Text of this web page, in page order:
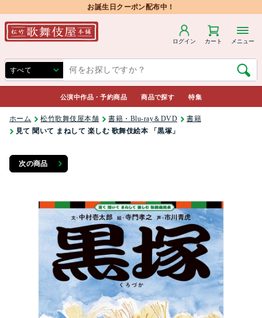
お誕生日クーポン配布中！
ログイン カート メニュー
公演中作品・予約商品 商品で探す 特集
ホーム 松竹歌舞伎屋本舗 書籍・Blu-ray＆DVD
書籍
見て 聞いて まねして 楽しむ 歌舞伎絵本 「黒塚」
次の商品